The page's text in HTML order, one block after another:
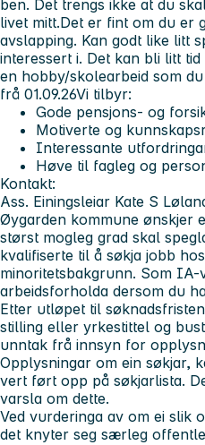
ben. Det trengs ikke at du
livet mitt.Det er fint om du er
avslapping. Kan godt like litt
interessert i. Det kan bli litt
en hobby/skolearbeid som
frå 01.09.26Vi tilbyr:
Gode pensjons- og
Motiverte og
Interessante
Høve til fagleg og
Kontakt:
Ass. Einingsleiar Kate S
Øygarden kommune ønskjer
størst mogleg grad skal
kvalifiserte til å søkja jobb
minoritetsbakgrunn. Som
arbeidsforholda dersom du
Etter utløpet til
stilling eller yrkestittel og
unntak frå innsyn for
Opplysningar om ein søkjar,
vert ført opp på søkjarlista.
varsla om dette.
Ved vurderinga av om ei slik
det knyter seg særleg